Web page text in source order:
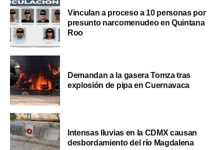
Vinculan a proceso a 10 personas por
presunto narcomenudeo en Quintana
Roo
Demandan a la gasera Tomza tras
explosión de pipa en Cuernavaca
Intensas lluvias en la CDMX causan
desbordamiento del río Magdalena